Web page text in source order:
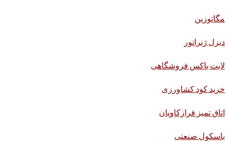
مگاتوزین
دیزل ژنراتور
لایت باکس فروشگاهی
خرید کود کشاورزی
اتاق تمیز فرازکاویان
باسکول صنعتی